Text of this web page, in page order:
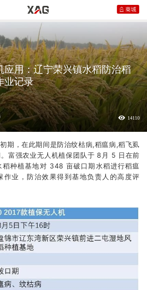
应用：辽宁荣兴镇水稻防治稻
业记录
14110
期，在此期间是防治纹枯病,稻瘟病,稻飞虱
富强农业无人机植保团队于 8月 5 日在前
稻种植基地对 348 亩破口期水稻进行稻瘟
作业，防治效果得到基地负责人的高度评